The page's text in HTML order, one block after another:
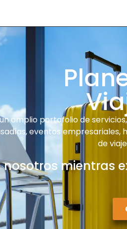
amplio portafolio de
eventos empresariales,
de
nosotros mientras